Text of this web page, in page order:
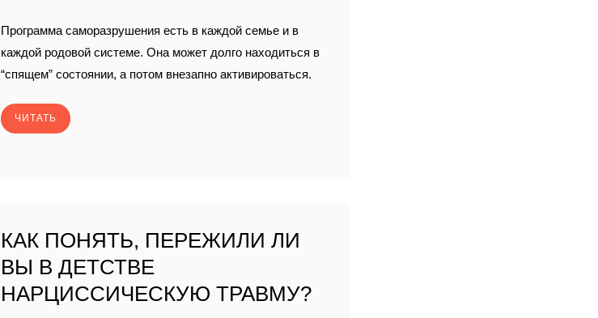
Программа саморазрушения есть в каждой семье и в
каждой родовой системе. Она может долго находиться в
“спящем” состоянии, а потом внезапно активироваться.
ЧИТАТЬ
КАК ПОНЯТЬ, ПЕРЕЖИЛИ ЛИ
ВЫ В ДЕТСТВЕ
НАРЦИССИЧЕСКУЮ ТРАВМУ?